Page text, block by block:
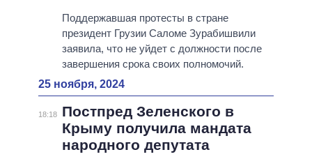
Поддержавшая протесты в стране
президент Грузии Саломе Зурабишвили
заявила, что не уйдет с должности после
завершения срока своих полномочий.
25 ноября, 2024
18:18
Постпред Зеленского в
Крыму получила мандата
народного депутата